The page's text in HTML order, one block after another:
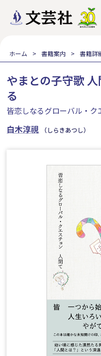
ホーム 書籍案内 書籍詳
やまとの子守歌
る
皆恋しなるグローバル・ク
白木淳視 （しらきあつし）